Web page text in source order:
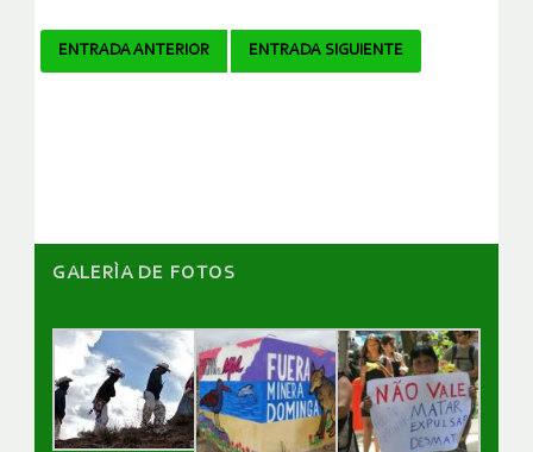
Navegador
ENTRADA ANTERIOR ENTRADA SIGUIENTE
GALERÌA DE FOTOS